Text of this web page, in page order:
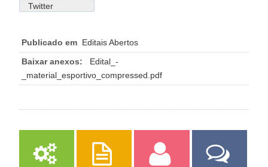
Twitter
Publicado em Editais Abertos
Baixar anexos:
Edital_-
_material_esportivo_compressed.pdf